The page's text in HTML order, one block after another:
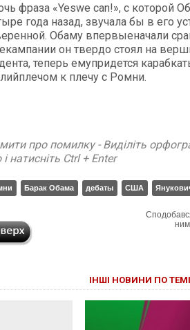
фраза «Yeswe can!», с которой
года назад, звучала бы в его
Обаму впервыеначали
он твердо стоял на
теперь емупридется
к плечу с Ромни.
про помилку - Виділіть
натисніть Ctrl + Enter
Барак Обама дебаты США
ним
ІНШІ НОВИНИ ПО ТЕМІ